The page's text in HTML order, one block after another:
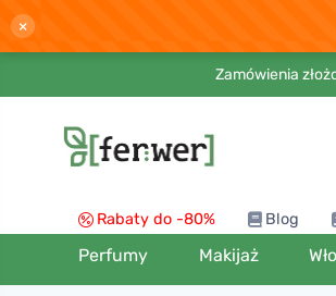
×
Zamówienia
Rabaty do -80% Blog
Perfumy Makijaż